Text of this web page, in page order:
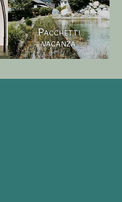
Pacchetti
vacanza